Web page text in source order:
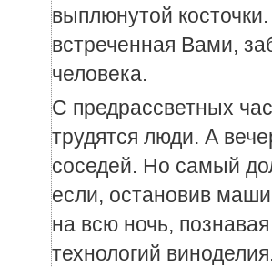
выплюнутой
встреченная Вами,
человека.
С предрассветных
трудятся люди. А
соседей. Но самый
если, остановив
на всю ночь,
технологий